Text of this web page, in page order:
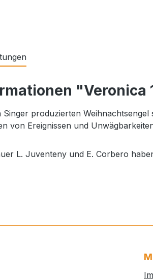
"Veronica
Singer produzierten
von Ereignissen und
L. Juventeny und E. Corbero